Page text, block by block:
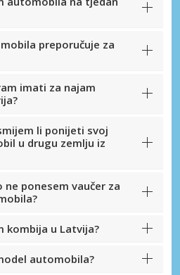
ponudama naših
preporučuje za
imati za najam
li ponijeti svoj
u drugu zemlju iz
ponesem vaučer za
kombija u Latvija?
automobila?